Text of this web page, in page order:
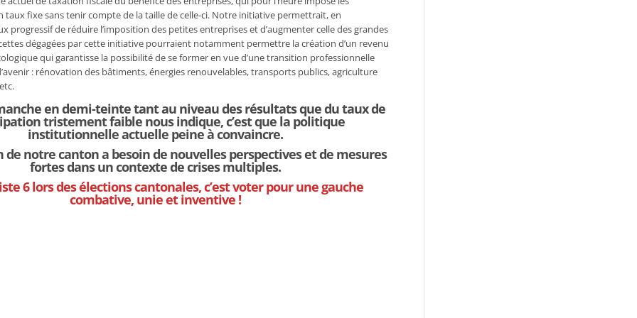
taux fixe sans tenir compte de la taille de celle-ci. Notre initiative permettrait, en
progressif de réduire l’imposition des petites entreprises et d’augmenter celle des grandes
dégagées par cette initiative pourraient notamment permettre la création d’un revenu
qui garantisse la possibilité de se former en vue d’une transition professionnelle
: rénovation des bâtiments, énergies renouvelables, transports publics, agriculture
en demi-teinte tant au niveau des résultats que du taux de
tristement faible nous indique, c’est que la politique
institutionnelle actuelle peine à convaincre.
de notre canton a besoin de nouvelles perspectives et de mesures
fortes dans un contexte de crises multiples.
6 lors des élections cantonales, c’est voter pour une gauche
combative, unie et inventive !